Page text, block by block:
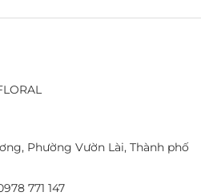
Phường Vườn Lài, Thành phố
771 147